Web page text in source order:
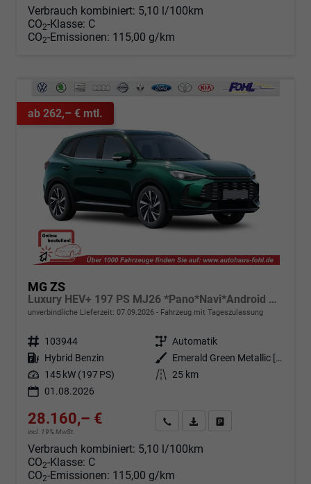
Verbrauch kombiniert: 5,10 l/100km
CO2-Klasse: C
CO2-Emissionen: 115,00 g/km
ab 262,– € mtl.
MG ZS
Luxury HEV+ 197 PS MJ26 *Pano*Navi*Android Auto*SHZ*360°*Kunstleder*Klimaauto*ACC
unverbindliche Lieferzeit: 07.09.2026 Fahrzeug mit Tageszulassung
Fahrzeugnr. 103944 Getriebe Automatik
Kraftstoff Hybrid Benzin Außenfarbe
Emerald Green Metallic [GJY]
Leistung 145 kW (197 PS) Kilometerstand 25 km
01.08.2026
28.160,– €
incl. 19% MwSt.
Angebot anfordern
Fahrzeugexpose (PDF)
Verbrauch kombiniert: 5,10 l/100km
CO2-Klasse: C
CO2-Emissionen: 115,00 g/km